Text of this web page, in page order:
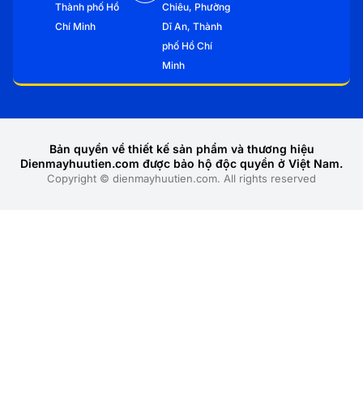
Thành phố Hồ
Chí Minh
Chiêu, Phường
Dĩ An, Thành
phố Hồ Chí
Minh
Copyright © dienmayhuutien.com. All rights reserved
Bản quyền về thiết kế sản phẩm và thương hiệu
Dienmayhuutien.com được bảo hộ độc quyền ở Việt Nam.